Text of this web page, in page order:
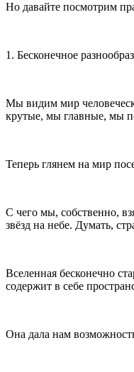
Но давайте посмотрим
1. Бесконечное
Мы видим мир
крутые, мы главные, мы
Теперь глянем на мир
С чего мы, собственно,
звёзд на небе. Думать,
Вселенная бесконечно
содержит в себе
Она дала нам